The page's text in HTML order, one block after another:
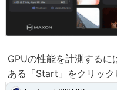
GPUの性能を計測するに
ある「Start」をクリック